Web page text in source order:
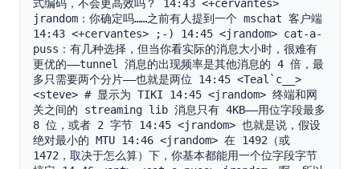
式编码，不会更高效吗？ 14:43 <+cervantes>
jrandom：你确定吗……之前有人提到一个 mschat 客户端
14:43 <+cervantes> ;-) 14:45 <jrandom> cat-a-
puss：有几种选择，但当你看实际的消息大小时，很难有
更优的——tunnel 消息的出现频率是其他消息的 4 倍，最
多只需要两个分片——也就是两位 14:45 <Teal`c__>
<steve> # 显示为 TIKI 14:45 <jrandom> 终端和网
关之间的 streaming lib 消息只有 4KB——用位字段最多
8 位，或者 2 字节 14:45 <jrandom> 也就是说，假设
绝对最小的 MTU 14:46 <jrandom> 在 1492（或
1472，取决于怎么算）下，你基本都能用一个位字段字节